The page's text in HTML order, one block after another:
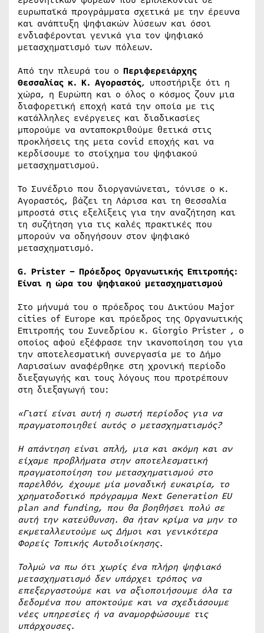
ευρωπαϊκά προγράμματα σχετικά με την έρευνα
και ανάπτυξη ψηφιακών λύσεων και όσοι
ενδιαφέρονται γενικά για τον ψηφιακό
μετασχηματισμό των πόλεων.
Από την πλευρά του ο Περιφερειάρχης
Θεσσαλίας κ. Κ. Αγοραστός, υποστήριξε ότι η
χώρα, η Ευρώπη και ο όλος ο κόσμος ζουν μια
διαφορετική εποχή κατά την οποία με τις
κατάλληλες ενέργειες και διαδικασίες
μπορούμε να ανταποκριθούμε θετικά στις
προκλήσεις της μετα covid εποχής και να
κερδίσουμε το στοίχημα του ψηφιακού
μετασχηματισμού.
Το Συνέδριο που διοργανώνεται, τόνισε ο κ.
Αγοραστός, βάζει τη Λάρισα και τη Θεσσαλία
μπροστά στις εξελίξεις για την αναζήτηση και
τη συζήτηση για τις καλές πρακτικές που
μπορούν να οδηγήσουν στον ψηφιακό
μετασχηματισμό.
G. Prister – Πρόεδρος Οργανωτικής Επιτροπής:
Είναι η ώρα του ψηφιακού μετασχηματισμού
Στο μήνυμά του ο πρόεδρος του Δικτύου Major
cities of Europe και πρόεδρος της Οργανωτικής
Επιτροπής του Συνεδρίου κ. Giorgio Prister , ο
οποίος αφού εξέφρασε την ικανοποίηση του για
την αποτελεσματική συνεργασία με το Δήμο
Λαρισαίων αναφέρθηκε στη χρονική περίοδο
διεξαγωγής και τους λόγους που προτρέπουν
στη διεξαγωγή του:
«Γιατί είναι αυτή η σωστή περίοδος για να
πραγματοποιηθεί αυτός ο μετασχηματισμός?
Η απάντηση είναι απλή, μια και ακόμη και αν
είχαμε προβλήματα στην αποτελεσματική
πραγματοποίηση του μετασχηματισμού στο
παρελθόν, έχουμε μία μοναδική ευκαιρία, το
χρηματοδοτικό πρόγραμμα Next Generation EU
plan and funding, που θα βοηθήσει πολύ σε
αυτή την κατεύθυνση. Θα ήταν κρίμα να μην το
εκμεταλλευτούμε ως Δήμοι και γενικότερα
Φορείς Τοπικής Αυτοδιοίκησης.
Τολμώ να πω ότι χωρίς ένα πλήρη ψηφιακό
μετασχηματισμό δεν υπάρχει τρόπος να
επεξεργαστούμε και να αξιοποιήσουμε όλα τα
δεδομένα που αποκτούμε και να σχεδιάσουμε
νέες υπηρεσίες ή να αναμορφώσουμε τις
υπάρχουσες.